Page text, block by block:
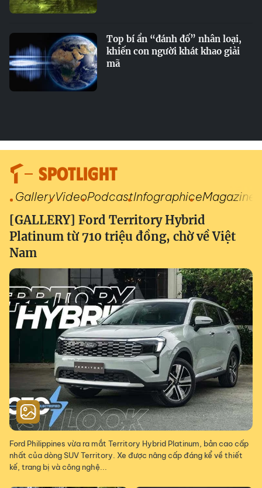
Top bí ẩn “đánh đố” nhân loại,
khiến con người khát khao giải
mã
SPOTLIGHT
GalleryVideoPodcastInfographiceMagazine
[GALLERY] Ford Territory Hybrid
Platinum từ 710 triệu đồng, chờ về Việt
Nam
Ford Philippines vừa ra mắt Territory Hybrid Platinum, bản cao cấp
nhất của dòng SUV Territory. Xe được nâng cấp đáng kể về thiết
kế, trang bị và công nghệ...